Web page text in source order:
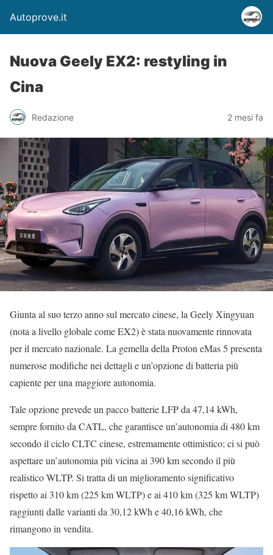
Autoprove.it
Nuova Geely EX2: restyling in
Cina
Redazione 2 mesi fa
Giunta al suo terzo anno sul mercato cinese, la Geely Xingyuan
(nota a livello globale come EX2) è stata nuovamente rinnovata
per il mercato nazionale. La gemella della Proton eMas 5 presenta
numerose modifiche nei dettagli e un’opzione di batteria più
capiente per una maggiore autonomia.
Tale opzione prevede un pacco batterie LFP da 47,14 kWh,
sempre fornito da CATL, che garantisce un’autonomia di 480 km
secondo il ciclo CLTC cinese, estremamente ottimistico; ci si può
aspettare un’autonomia più vicina ai 390 km secondo il più
realistico WLTP. Si tratta di un miglioramento significativo
rispetto ai 310 km (225 km WLTP) e ai 410 km (325 km WLTP)
raggiunti dalle varianti da 30,12 kWh e 40,16 kWh, che
rimangono in vendita.